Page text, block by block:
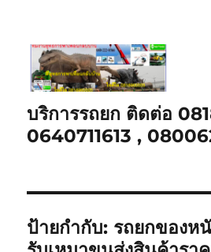
บริการรถยก ติดต่อ
0640711613 ,
ป้ายกำกับ: รถยกของห